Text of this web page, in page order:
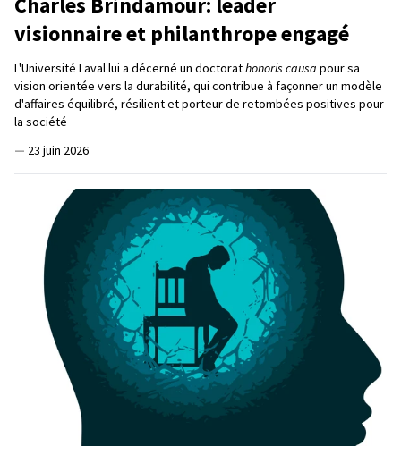
visionnaire et philanthrope engagé
L'Université Laval lui a décerné un doctorathonoris causa pour sa
vision orientée vers la durabilité, qui contribue à façonner un modèle
d'affaires équilibré, résilient et porteur de retombées positives pour
la société
— 23 juin 2026